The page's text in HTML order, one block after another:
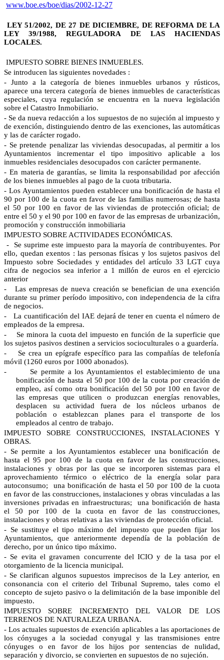
www.boe.es/boe/dias/2002-12-27
LEY 51/2002, DE 27 DE DICIEMBRE, DE REFORMA DE LA
LEY 39/1988, REGULADORA DE LAS HACIENDAS
LOCALES.
IMPUESTO SOBRE BIENES INMUEBLES.
Se introducen las siguientes novedades :
- Junto a la categoría de bienes inmuebles urbanos y rústicos,
aparece una tercera categoría de bienes inmuebles de características
especiales, cuya regulación se encuentra en la nueva legislación
sobre el Catastro Inmobiliario.
- Se da nueva redacción a los supuestos de no sujeción al impuesto y
de exención, distinguiendo dentro de las exenciones, las automáticas
y las de carácter rogado.
- Se pretende penalizar las viviendas desocupadas, al permitir a los
Ayuntamientos incrementar el tipo impositivo aplicable a los
inmuebles residenciales desocupados con carácter permanente.
- En materia de garantías, se limita la responsabilidad por afección
de los bienes inmuebles al pago de la cuota tributaria.
- Los Ayuntamientos pueden establecer una bonificación de hasta el
90 por 100 de la cuota en favor de las familias numerosas; de hasta
el 50 por 100 en favor de las viviendas de protección oficial; de
entre el 50 y el 90 por 100 en favor de las empresas de urbanización,
promoción y construcción inmobiliaria
IMPUESTO SOBRE ACTIVIDADES ECONÓMICAS.
-
Se suprime este impuesto para la mayoría de contribuyentes. Por
ello, quedan exentos : las personas físicas y los sujetos pasivos del
Impuesto sobre Sociedades y entidades del artículo 33 LGT cuya
cifra de negocios sea inferior a 1 millón de euros en el ejercicio
anterior
-
Las empresas de nueva creación se benefician de una exención
durante su primer período impositivo, con independencia de la cifra
de negocios.
-
La cuantificación del IAE dejará de tener en cuenta el número de
empleados de la empresa.
-
Se minora la cuota del impuesto en función de la superficie que
los sujetos pasivos destinen a servicios socioculturales o a guardería.
-
Se crea un epígrafe específico para las compañías de telefonía
móvil (1260 euros por 1000 abonados).
-
Se permite a los Ayuntamientos el establecimiento de una
bonificación de hasta el 50 por 100 de la cuota por creación de
empleo, así como otra bonificación del 50 por 100 en favor de
las empresas que utilicen o produzcan energías renovables,
desplacen su actividad fuera de los núcleos urbanos de
población o establezcan planes para el transporte de los
empleados al centro de trabajo.
IMPUESTO SOBRE CONSTRUCCIONES, INSTALACIONES Y
OBRAS.
- Se permite a los Ayuntamientos establecer una bonificación de
hasta el 95 por 100 de la cuota en favor de las construcciones,
instalaciones y obras por las que se incorporen sistemas para el
aprovechamiento térmico o eléctrico de la energía solar para
autoconsumo;
una bonificación de hasta el 50 por 100 de la cuota
en favor de las construcciones, instalaciones y obras vinculadas a las
inversiones privadas en infraestructuras;
una bonificación de hasta
el 50 por 100 de la cuota en favor de las construcciones,
instalaciones y obras relativas a las viviendas de protección oficial.
- Se sustituye el tipo máximo del impuesto que pueden fijar los
Ayuntamientos, que anteriormente dependía de la población de
derecho, por un único tipo máximo.
- Se evita el gravamen concurrente del ICIO y de la tasa por el
otorgamiento de la licencia municipal.
- Se clarifican algunos supuestos imprecisos de la Ley anterior, en
consonancia con el criterio del Tribunal Supremo, tales como el
concepto de sujeto pasivo o la delimitación de la base imponible del
impuesto.
IMPUESTO SOBRE INCREMENTO DEL VALOR DE LOS
TERRENOS DE NATURALEZA URBANA.
- Los actuales supuestos de exención aplicables a las aportaciones de
los cónyuges a la sociedad conyugal y las transmisiones entre
cónyuges o en favor de los hijos por sentencias de nulidad,
separación y divorcio, se convierten en supuestos de no sujeción.